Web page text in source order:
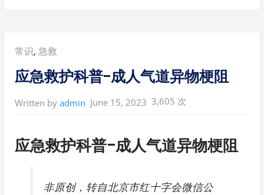
Posted
in:
常识, 急救
应急救护科普-成人气道异物梗阻
Written by admin June 15, 2023 3,605 次
应急救护科普-成人气道异物梗阻
非原创，转自北京市红十字会微信公